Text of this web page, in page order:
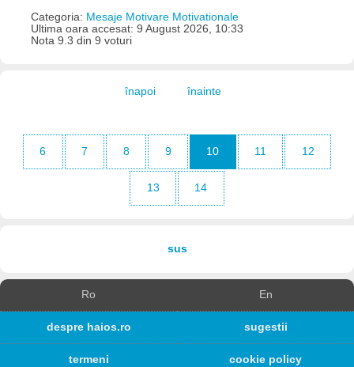
Categoria: Mesaje Motivare Motivationale
Ultima oara accesat: 9 August 2026, 10:33
Nota 9.3 din 9 voturi
înapoi înainte
6 7 8 9 10 11 12
13 14
sus
Ro En
despre haios.ro sugestii
termeni cookie policy